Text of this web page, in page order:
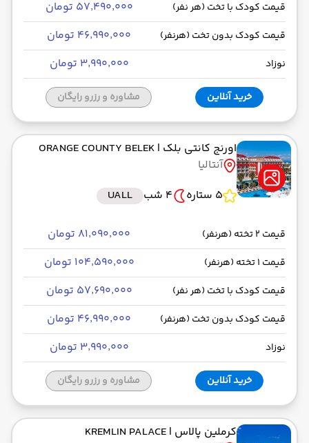
قیمت کودک با تخت (هر نفر) ۵۷٬۴۹۰٬۰۰۰ تومان
قیمت کودک بدون تخت (هرنفر) ۴۶٬۹۹۰٬۰۰۰ تومان
نوزاد ۳٬۹۹۰٬۰۰۰ تومان
خرید آنلاین مشاوره و رزرو رایگان
اورنج کانتی بلک | ORANGE COUNTY BELEK
آنتالیا
5 ستاره
4 شب UALL
قیمت 2 تخته (هرنفر) ۸۱٬۰۹۰٬۰۰۰ تومان
قیمت 1 تخته (هرنفر) ۱۰۴٬۵۹۰٬۰۰۰ تومان
قیمت کودک با تخت (هر نفر) ۵۷٬۶۹۰٬۰۰۰ تومان
قیمت کودک بدون تخت (هرنفر) ۴۶٬۹۹۰٬۰۰۰ تومان
نوزاد ۳٬۹۹۰٬۰۰۰ تومان
خرید آنلاین مشاوره و رزرو رایگان
کرملین پالاس | KREMLIN PALACE